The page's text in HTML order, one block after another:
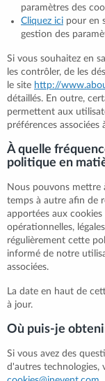
paramètres des
Cliquez ici pour en
gestion des
Si vous souhaitez en
les contrôler, de les
le site http://
détaillés. En outre,
permettent aux
préférences
À quelle
politique en
Nous pouvons mettre
temps à autre afin de
apportées aux
opérationnelles,
régulièrement cette
informé de notre
associées.
La date en haut de
à jour.
Où puis-je
Si vous avez des
d'autres technologies,